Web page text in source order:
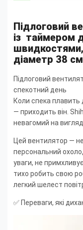
Підлоговий
із таймером
діаметр 38
Підлоговий
спекотний день
Коли спека плавить
— приходить він.
невагомий на
Цей вентилятор —
персональний
уваги, не
тихо робить свою
легкий шелест
✅ Переваги, які